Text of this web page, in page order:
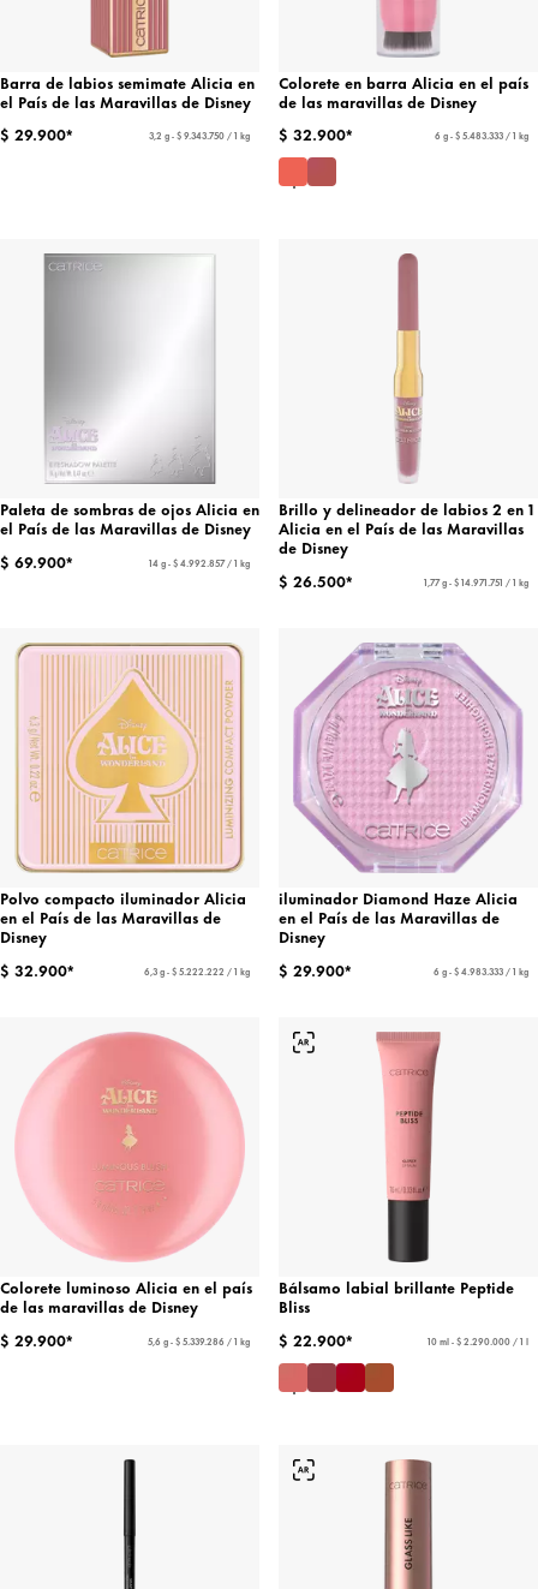
Barra de labios semimate Alicia en
el País de las Maravillas de Disney
$ 29.900*
3,2 g - $ 9.343.750 / 1 kg
Colorete en barra Alicia en el país
de las maravillas de Disney
$ 32.900*
6 g - $ 5.483.333 / 1 kg
Paleta de sombras de ojos Alicia en
el País de las Maravillas de Disney
$ 69.900*
14 g - $ 4.992.857 / 1 kg
Brillo y delineador de labios 2 en 1
Alicia en el País de las Maravillas
de Disney
$ 26.500*
1,77 g - $ 14.971.751 / 1 kg
Polvo compacto iluminador Alicia
en el País de las Maravillas de
Disney
$ 32.900*
6,3 g - $ 5.222.222 / 1 kg
iluminador Diamond Haze Alicia
en el País de las Maravillas de
Disney
$ 29.900*
6 g - $ 4.983.333 / 1 kg
Colorete luminoso Alicia en el país
de las maravillas de Disney
$ 29.900*
5,6 g - $ 5.339.286 / 1 kg
Bálsamo labial brillante Peptide
Bliss
$ 22.900*
10 ml - $ 2.290.000 / 1 l